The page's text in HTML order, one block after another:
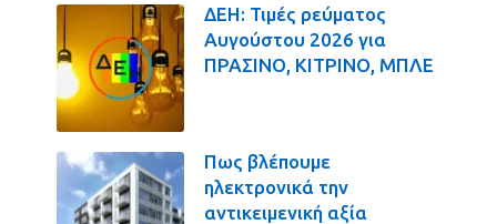
ΔΕΗ: Τιμές ρεύματος
Αυγούστου 2026 για
ΠΡΑΣΙΝΟ, ΚΙΤΡΙΝΟ, ΜΠΛΕ
Πως βλέπουμε
ηλεκτρονικά την
αντικειμενική αξία